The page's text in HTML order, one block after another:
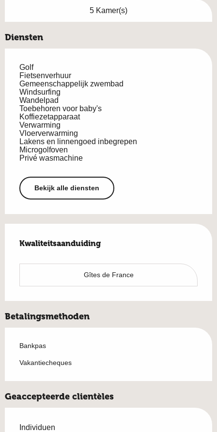
5 Kamer(s)
Diensten
Golf
Fietsenverhuur
Gemeenschappelijk zwembad
Windsurfing
Wandelpad
Toebehoren voor baby's
Koffiezetapparaat
Verwarming
Vloerverwarming
Lakens en linnengoed inbegrepen
Microgolfoven
Privé wasmachine
Bekijk alle diensten
Kwaliteitsaanduiding
Kwaliteitsaanduiding
Gîtes de France
Betalingsmethoden
Bankpas
Vakantiecheques
Geaccepteerde clientèles
Individuen